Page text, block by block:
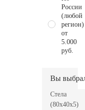
России
(любой
регион)
от
5.000
руб.
Вы
Стела
(80x40x5)